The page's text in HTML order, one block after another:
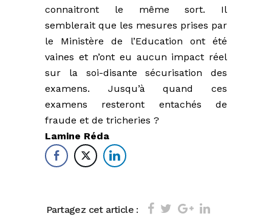
connaitront le même sort. Il
semblerait que les mesures prises par
le Ministère de l’Education ont été
vaines et n’ont eu aucun impact réel
sur la soi-disante sécurisation des
examens. Jusqu’à quand ces
examens resteront entachés de
fraude et de tricheries ?
Lamine Réda
Partagez cet article :